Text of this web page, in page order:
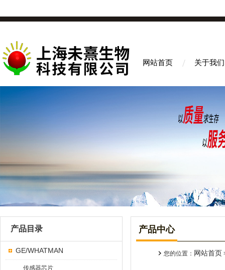
网站首页 关于我们
产品目录
GE/WHATMAN
传感器芯片
产品中心
您的位置： 网站首页